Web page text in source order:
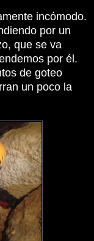
incómodo.
por un
que se va
por él.
de goteo
un poco la